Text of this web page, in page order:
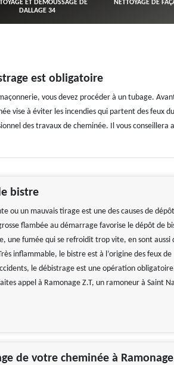
ET DÉMOUSSAGE DE
DALLAGE 34
NETTOYAGE DE
est obligatoire
vous devez procéder à un tubage.
vise à éviter les incendies qui partent des feux
des travaux de cheminée. Il vous conseillera
bistre
ou un mauvais tirage est une des causes de
flambée au démarrage favorise le dépôt de
une fumée qui se refroidit trop vite, en sont aussi
inflammable, le bistre est à l’origine des feux de
le débistrage est une opération
appel à Ramonage Z.T, un ramoneur à Saint
de votre cheminée à Ramonage